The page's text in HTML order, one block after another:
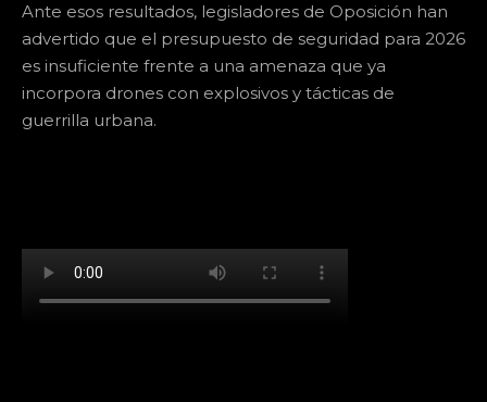
Ante esos resultados, legisladores de Oposición han
advertido que el presupuesto de seguridad para 2026
es insuficiente frente a una amenaza que ya
incorpora drones con explosivos y tácticas de
guerrilla urbana.